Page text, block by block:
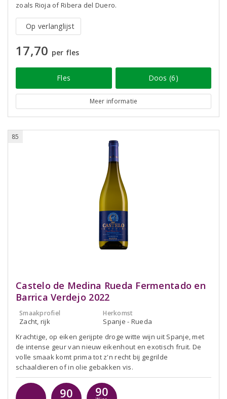
zoals Rioja of Ribera del Duero.
Op verlanglijst
17,70 per fles
Fles Doos (6)
Meer informatie
85
Castelo de Medina Rueda Fermentado en
Barrica Verdejo 2022
Smaakprofiel
Zacht, rijk
Herkomst
Spanje - Rueda
Krachtige, op eiken gerijpte droge witte wijn uit Spanje, met
de intense geur van nieuw eikenhout en exotisch fruit. De
volle smaak komt prima tot z'n recht bij gegrilde
schaaldieren of in olie gebakken vis.
90 90